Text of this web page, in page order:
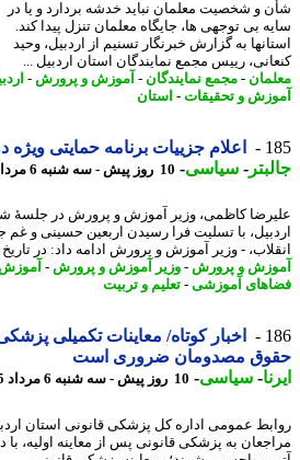
و شخصیت معلمان نباید خدشه بردارد و یا در
بی توجهی ها، جایگاه معلمان تنزل پیدا کند.
به گزارش خبرنگار تسنیم از اردبیل، وحید
رییس مجمع نمایندگان استان اردبیل ...
-مجمع نمایندگان-آموزش و پرورش-اردبیل -
و تحقیقات-استان
اعلام جزییات برنامه حمایتی ویژه
-سیاسی-10 روز پیش - سه شنبه 6 مرداد 1405، 09:52
کاظمی، وزیر آموزش و پرورش در جلسهٔ
با تسلیت فرا رسیدن اربعین حسینی و غم
- وزیر آموزش و پرورش ادامه داد: در تاریخ
و پرورش-وزیر آموزش و پرورش-آموزش-
آموزشی -تعلیم و تربیت
اخبار کوتاه/ معاینات تکمیلی پزشکی
مصدومان ضروری است
-سیاسی-10 روز پیش - سه شنبه 6 مرداد 1405، 09:25
عمومی اداره کل پزشکی قانونی استان اردبیل
به پزشکی قانونی پس از معاینه اولیه، با